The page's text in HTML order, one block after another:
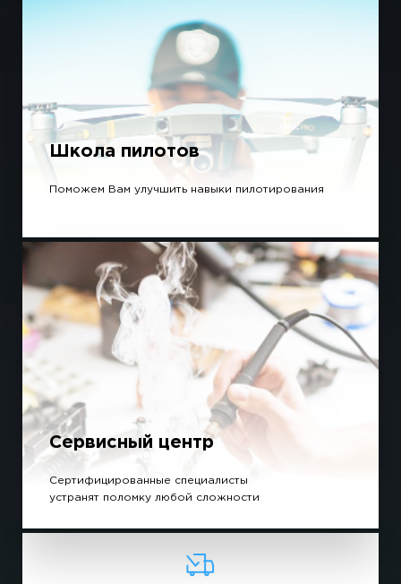
Школа пилотов
Поможем Вам улучшить навыки пилотирования
Сервисный центр
Сертифицированные специалисты
устранят поломку любой сложности